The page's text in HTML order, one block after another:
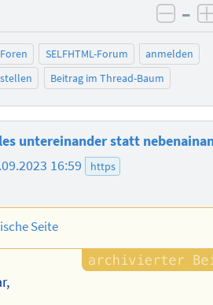
–
SELFHTML-Forum
anmelden
Beitrag im Thread-Baum
untereinander statt
16:59 https
Seite